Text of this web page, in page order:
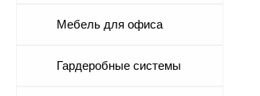
Мебель для офиса
Гардеробные системы